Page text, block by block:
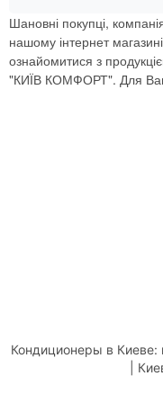
Шановні покупці,
нашому інтернет
ознайомитися з
"КИЇВ КОМФОРТ". Для
Кондиционеры в Киеве:
|